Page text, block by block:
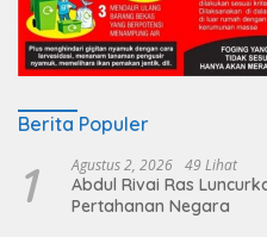
Berita Populer
1 Agustus 2, 2026 49 Lihat
Abdul Rivai Ras
Pertahanan Negara